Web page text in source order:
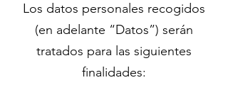
Los datos personales recogidos
(en adelante “Datos”) serán
tratados para las siguientes
finalidades: